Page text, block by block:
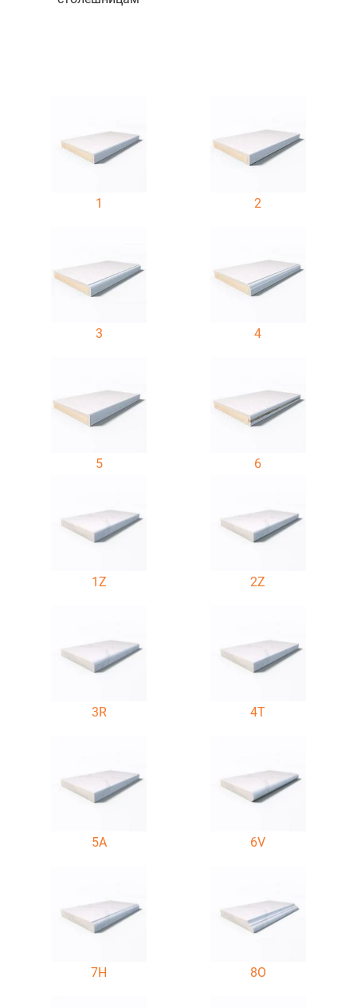
1 2
3 4
5 6
1Z 2Z
3R 4T
5A 6V
7H 8O